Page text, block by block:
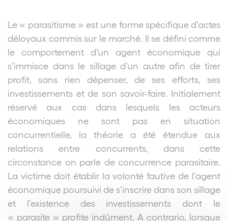
Le « parasitisme » est une forme spécifique d’actes
déloyaux commis sur le marché. Il se défini comme
le comportement d’un agent économique qui
s’immisce dans le sillage d’un autre afin de tirer
profit, sans rien dépenser, de ses efforts, ses
investissements et de son savoir-faire. Initialement
réservé aux cas dans lesquels les acteurs
économiques ne sont pas en situation
concurrentielle, la théorie a été étendue aux
relations entre concurrents, dans cette
circonstance on parle de concurrence parasitaire.
La victime doit établir la volonté fautive de l’agent
économique poursuivi de s’inscrire dans son sillage
et l’existence des investissements dont le
« parasite » profite indûment. A contrario, lorsque